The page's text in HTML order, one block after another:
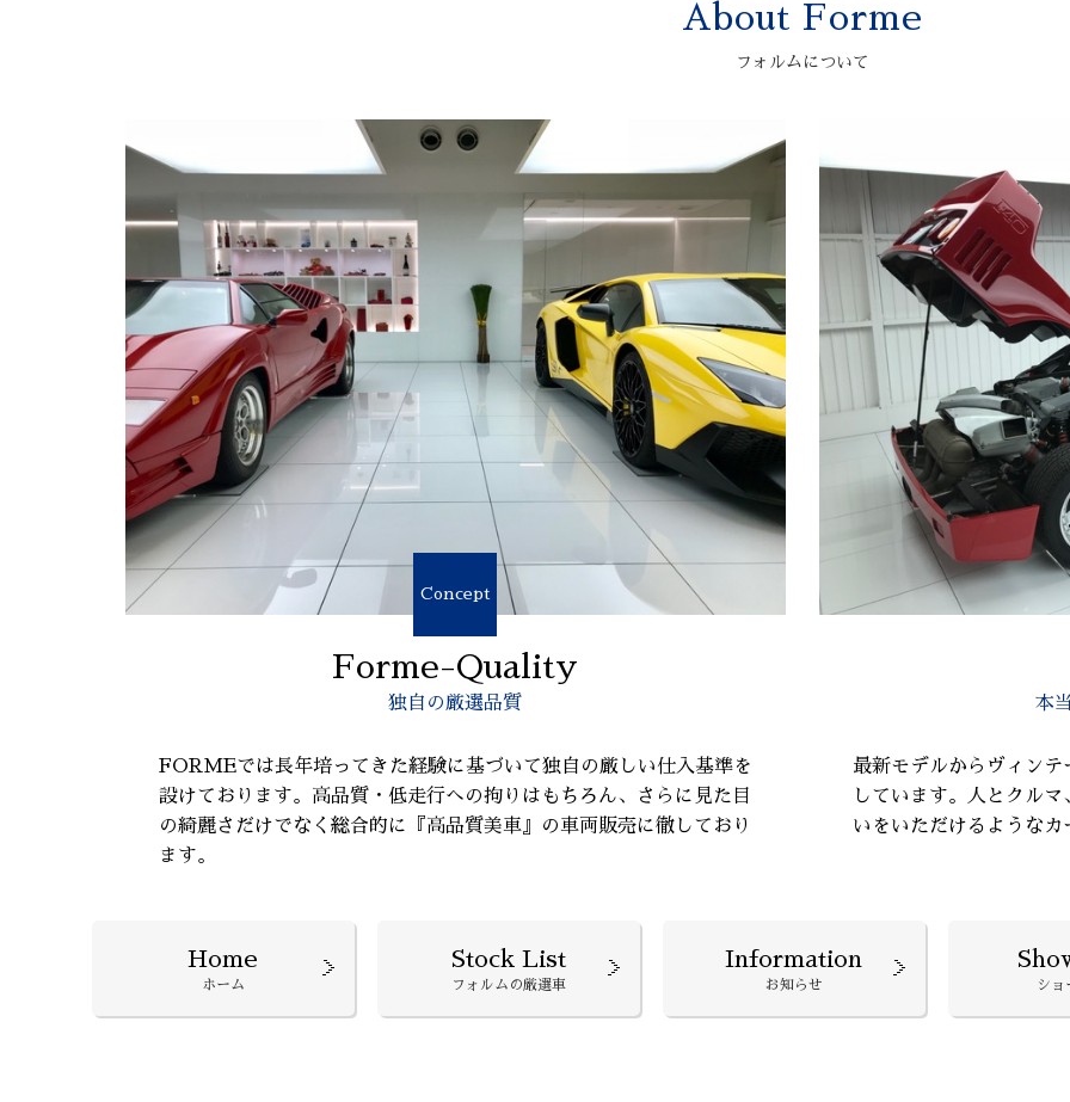
About Forme
フォルムについて
Concept
Forme-Quality
独自の厳選品質
FORMEでは長年培ってきた経験に基づいて独自の厳しい仕入基準を
設けております。高品質・低走行への拘りはもちろん、さらに見た目
の綺麗さだけでなく総合的に『高品質美車』の車両販売に徹しており
ます。
本
最新モデルからヴィン
しています。人とクル
いをいただけるようなカ
Home
ホーム
Stock List
フォルムの厳選車
Information
お知らせ ショ